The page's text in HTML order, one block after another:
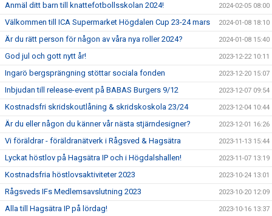
Anmäl ditt barn till knattefotbollsskolan 2024! 2024-02-05 08:00
Välkommen till ICA Supermarket Högdalen Cup 23-24 mars 2024-01-08 18:10
Är du rätt person för någon av våra nya roller 2024? 2024-01-08 15:40
God jul och gott nytt år! 2023-12-22 10:11
Ingarö bergsprängning stöttar sociala fonden 2023-12-20 15:07
Inbjudan till release-event på BABAS Burgers 9/12 2023-12-07 09:54
Kostnadsfri skridskoutlåning & skridskoskola 23/24 2023-12-04 10:44
Är du eller någon du känner vår nästa stjärndesigner? 2023-12-01 16:26
Vi föräldrar - föräldranätverk i Rågsved & Hagsätra 2023-11-13 15:44
Lyckat höstlov på Hagsätra IP och i Högdalshallen! 2023-11-07 13:19
Kostnadsfria höstlovsaktiviteter 2023 2023-10-24 13:01
Rågsveds IFs Medlemsavslutning 2023 2023-10-20 12:09
Alla till Hagsätra IP på lördag! 2023-10-16 13:37